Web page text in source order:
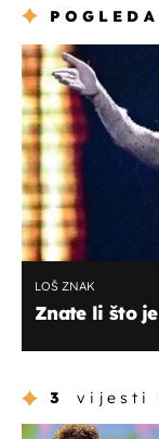
LOŠ ZNAK
Znate li što
3 vijesti